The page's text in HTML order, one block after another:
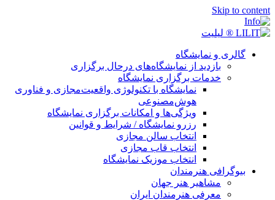
Skip
و نمایشگاه
بازدید از نمایشگاه‌های درحال برگزاری
خدمات برگزاری نمایشگاه
نمایشگاه با تکنولوژی واقعیت‌مجازی و فناوری
هوش‌مصنوعی
ویژگی‌ها و امکانات برگزاری نمایشگاه
رزرو نمایشگاه / شرایط و قوانین
انتخاب سالن مجازی
انتخاب قاب مجازی
انتخاب موزیک نمایشگاه
هنرمندان
مشاهیر هنر جهان
معرفی هنرمندان ایران